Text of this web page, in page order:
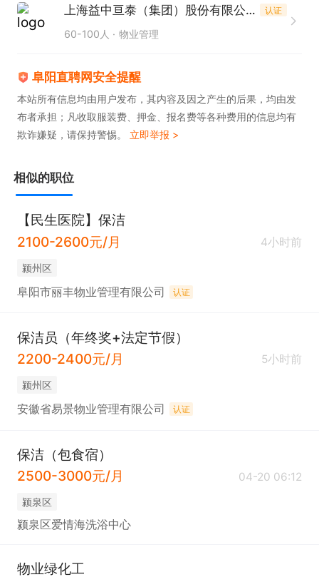
上海益中亘泰（集团）股份有限公司阜阳分公司 认证
60-100人 物业管理
阜阳直聘网安全提醒
本站所有信息均由用户发布，其内容及因之产生的后果，均由发
布者承担；凡收取服装费、押金、报名费等各种费用的信息均有
欺诈嫌疑，请保持警惕。 立即举报 >
相似的职位
【民生医院】保洁
2100-2600元/月
4小时前
颍州区
阜阳市丽丰物业管理有限公司 认证
保洁员（年终奖+法定节假）
2200-2400元/月
5小时前
颍州区
安徽省易景物业管理有限公司 认证
保洁（包食宿）
2500-3000元/月
04-20 06:12
颍泉区
颍泉区爱情海洗浴中心
物业绿化工